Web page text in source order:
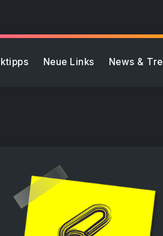
Neue Links News &